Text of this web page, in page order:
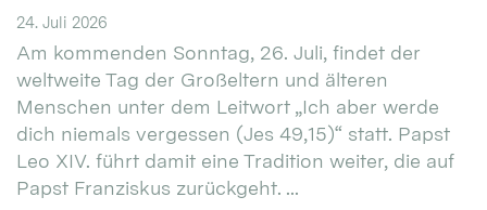
24. Juli 2026
Am kommenden Sonntag, 26. Juli, findet der
weltweite Tag der Großeltern und älteren
Menschen unter dem Leitwort „Ich aber werde
dich niemals vergessen (Jes 49,15)“ statt. Papst
Leo XIV. führt damit eine Tradition weiter, die auf
Papst Franziskus zurückgeht. ...